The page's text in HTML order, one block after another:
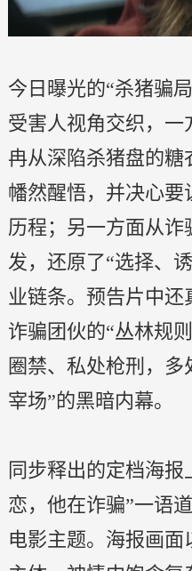
今日曝光的“杀猪骗
受害人视角交织，一
冉从深陷杀猪盘的糖
幡然醒悟，并决心要
历程；另一方面从诈
发，还原了“选择、
业链条。预告片中
诈骗团伙的“丛林规
圈禁、私处枪刑，
宰场”的黑暗内幕。
同步释出的定档海
恋，他在诈骗”一语
电影主题。海报画